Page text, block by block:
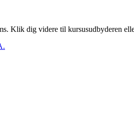
Klik dig videre til kursusudbyderen